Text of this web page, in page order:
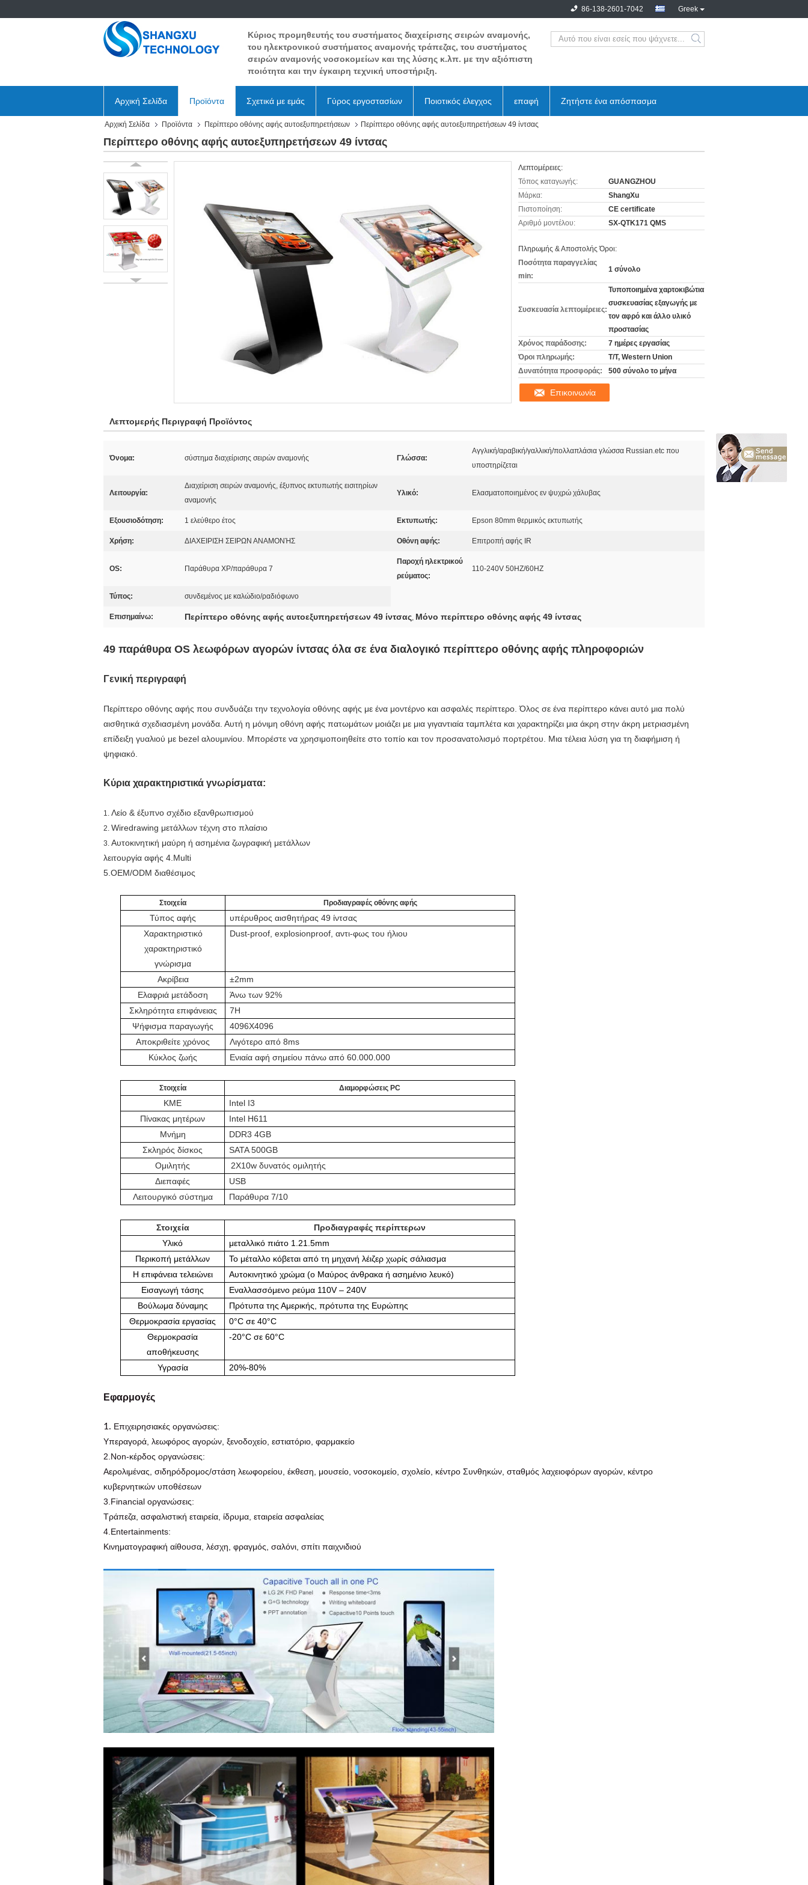
Greek
86-138-2601-7042
Κύριος προμηθευτής του συστήματος διαχείρισης σειρών αναμονής,
του ηλεκτρονικού συστήματος αναμονής τράπεζας, του συστήματος
σειρών αναμονής νοσοκομείων και της λύσης κ.λπ. με την αξιόπιστη
ποιότητα και την έγκαιρη τεχνική υποστήριξη.
Αρχική Σελίδα Προϊόντα Σχετικά με εμάς Γύρος εργοστασίων Ποιοτικός έλεγχος επαφή Ζητήστε ένα απόσπασμα
Αρχική Σελίδα Προϊόντα Περίπτερο οθόνης αφής αυτοεξυπηρετήσεων Περίπτερο οθόνης αφής αυτοεξυπηρετήσεων 49 ίντσας
Περίπτερο οθόνης αφής αυτοεξυπηρετήσεων 49 ίντσας
Λεπτομέρειες:
Τόπος καταγωγής:
GUANGZHOU
Μάρκα:
ShangXu
Πιστοποίηση:
CE certificate
Αριθμό μοντέλου:
SX-QTK171 QMS
Πληρωμής & Αποστολής Όροι:
Ποσότητα παραγγελίας
min:
1 σύνολο
Συσκευασία λεπτομέρειες:
Τυποποιημένα χαρτοκιβώτια
συσκευασίας εξαγωγής με
τον αφρό και άλλο υλικό
προστασίας
Χρόνος παράδοσης:
7 ημέρες εργασίας
Όροι πληρωμής:
T/T, Western Union
Δυνατότητα προσφοράς:
500 σύνολο το μήνα
Επικοινωνία
Λεπτομερής Περιγραφή Προϊόντος
Όνομα: σύστημα διαχείρισης σειρών αναμονής Γλώσσα:
Αγγλική/αραβική/γαλλική/πολλαπλάσια γλώσσα Russian.etc που
υποστηρίζεται
Λειτουργία:
Διαχείριση σειρών αναμονής, έξυπνος εκτυπωτής εισιτηρίων
αναμονής
Υλικό: Ελασματοποιημένος εν ψυχρώ χάλυβας
Εξουσιοδότηση: 1 ελεύθερο έτος Εκτυπωτής: Epson 80mm θερμικός εκτυπωτής
Χρήση: ΔΙΑΧΕΙΡΙΣΗ ΣΕΙΡΩΝ ΑΝΑΜΟΝΉΣ Οθόνη αφής: Επιτροπή αφής IR
OS: Παράθυρα XP/παράθυρα 7
Παροχή ηλεκτρικού
ρεύματος:
110-240V 50HZ/60HZ
Τύπος: συνδεμένος με καλώδιο/ραδιόφωνο
Επισημαίνω: Περίπτερο οθόνης αφής αυτοεξυπηρετήσεων 49 ίντσας, Μόνο περίπτερο οθόνης αφής 49 ίντσας
49 παράθυρα OS λεωφόρων αγορών ίντσας όλα σε ένα διαλογικό περίπτερο οθόνης αφής πληροφοριών
Γενική περιγραφή
Περίπτερο οθόνης αφής που συνδυάζει την τεχνολογία οθόνης αφής με ένα μοντέρνο και ασφαλές περίπτερο. Όλος σε ένα περίπτερο κάνει αυτό μια πολύ
αισθητικά σχεδιασμένη μονάδα. Αυτή η μόνιμη οθόνη αφής πατωμάτων μοιάζει με μια γιγαντιαία ταμπλέτα και χαρακτηρίζει μια άκρη στην άκρη μετριασμένη
επίδειξη γυαλιού με bezel αλουμινίου. Μπορέστε να χρησιμοποιηθείτε στο τοπίο και τον προσανατολισμό πορτρέτου. Μια τέλεια λύση για τη διαφήμιση ή
ψηφιακό.
Κύρια χαρακτηριστικά γνωρίσματα:
1. Λείο & έξυπνο σχέδιο εξανθρωπισμού
2. Wiredrawing μετάλλων τέχνη στο πλαίσιο
3. Αυτοκινητική μαύρη ή ασημένια ζωγραφική μετάλλων
λειτουργία αφής 4.Multi
5.OEM/ODM διαθέσιμος
Στοιχεία Προδιαγραφές οθόνης αφής
Τύπος αφής
υπέρυθρος αισθητήρας 49 ίντσας
Χαρακτηριστικό
χαρακτηριστικό
γνώρισμα
Dust-proof, explosionproof, αντι-φως του ήλιου
Ακρίβεια
±2mm
Ελαφριά μετάδοση
Άνω των 92%
Σκληρότητα επιφάνειας
7H
Ψήφισμα παραγωγής
4096X4096
Αποκριθείτε χρόνος
Λιγότερο από 8ms
Κύκλος ζωής
Ενιαία αφή σημείου πάνω από 60.000.000
Στοιχεία Διαμορφώσεις PC
ΚΜΕ
Intel I3
Πίνακας μητέρων
Intel H611
Μνήμη
DDR3 4GB
Σκληρός δίσκος
SATA 500GB
Ομιλητής
2X10w δυνατός ομιλητής
Διεπαφές
USB
Λειτουργικό σύστημα
Παράθυρα 7/10
Στοιχεία
Προδιαγραφές περίπτερων
Υλικό
μεταλλικό πιάτο 1.21.5mm
Περικοπή μετάλλων
Το μέταλλο κόβεται από τη μηχανή λέιζερ χωρίς σάλιασμα
Η επιφάνεια τελειώνει
Αυτοκινητικό χρώμα (ο Μαύρος άνθρακα ή ασημένιο λευκό)
Εισαγωγή τάσης
Εναλλασσόμενο ρεύμα 110V – 240V
Βούλωμα δύναμης
Πρότυπα της Αμερικής, πρότυπα της Ευρώπης
Θερμοκρασία εργασίας
0°C σε 40°C
Θερμοκρασία
αποθήκευσης
-20°C σε 60°C
Υγρασία 20%-80%
Εφαρμογές
1. Επιχειρησιακές οργανώσεις:
Υπεραγορά, λεωφόρος αγορών, ξενοδοχείο, εστιατόριο, φαρμακείο
2.Non-κέρδος οργανώσεις:
Αερολιμένας, σιδηρόδρομος/στάση λεωφορείου, έκθεση, μουσείο, νοσοκομείο, σχολείο, κέντρο Συνθηκών, σταθμός λαχειοφόρων αγορών, κέντρο
κυβερνητικών υποθέσεων
3.Financial οργανώσεις:
Τράπεζα, ασφαλιστική εταιρεία, ίδρυμα, εταιρεία ασφαλείας
4.Entertainments:
Κινηματογραφική αίθουσα, λέσχη, φραγμός, σαλόνι, σπίτι παιχνιδιού